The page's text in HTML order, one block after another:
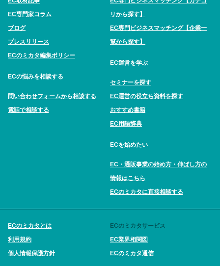
EC専門家コラム
ブログ
プレスリリース
ECのミカタ編集ポリシー
ECの悩みを相談する
問い合わせフォームから相談する
電話で相談する
リから探す】
EC専門ビジネスマッチング【企業一
覧から探す】
EC運営を学ぶ
セミナーを探す
EC運営の役立ち資料を探す
おすすめ書籍
EC用語辞典
ECを始めたい
EC・通販事業の始め方・伸ばし方の
情報はこちら
ECのミカタに直接相談する
ECのミカタとは
利用規約
個人情報保護方針
ECのミカタサービス
EC業界相関図
ECのミカタ通信